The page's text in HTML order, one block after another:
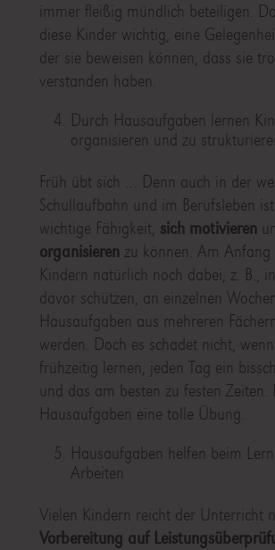
immer fleißig mündlich beteiligen.
diese Kinder wichtig, eine
der sie beweisen können, dass sie
verstanden haben.
Durch Hausaufgaben lernen
organisieren und zu
Früh übt sich … Denn auch in der
Schullaufbahn und im Berufsleben
wichtige Fähigkeit, sich motivieren
organisieren zu können. Am Anfang
Kindern natürlich noch dabei, z. B.,
davor schützen, an einzelnen
Hausaufgaben aus mehreren
werden. Doch es schadet nicht,
frühzeitig lernen, jeden Tag ein
und das am besten zu festen Zeiten.
Hausaufgaben eine tolle Übung.
Hausaufgaben helfen beim
Arbeiten
Vielen Kindern reicht der Unterricht
Vorbereitung auf